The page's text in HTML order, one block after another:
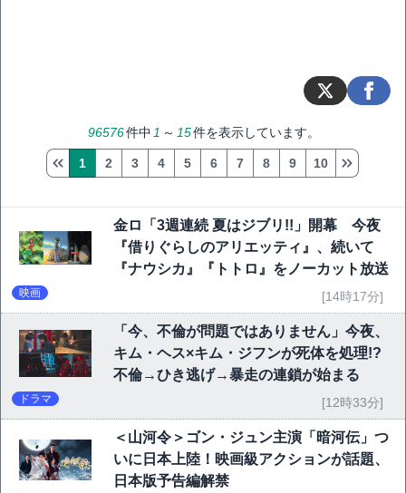
96576件中 1 ～ 15件を表示しています。
1 2 3 4 5 6 7 8 9 10
金ロ「3週連続 夏はジブリ!!」開幕 今夜
『借りぐらしのアリエッティ』、続いて
『ナウシカ』『トトロ』をノーカット放送
映画 [14時17分]
「今、不倫が問題ではありません」今夜、
キム・ヘス×キム・ジフンが死体を処理!?
不倫→ひき逃げ→暴走の連鎖が始まる
ドラマ [12時33分]
＜山河令＞ゴン・ジュン主演「暗河伝」つ
いに日本上陸！映画級アクションが話題、
日本版予告編解禁